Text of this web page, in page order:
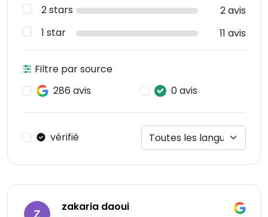
2 stars
2 avis
1 star
11 avis
Filtre par source
286 avis
0 avis
vérifié
zakaria daoui